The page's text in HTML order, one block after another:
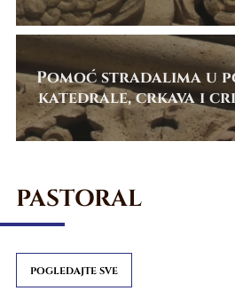
Pomoć stradalima u
katedrale, crkava i
PASTORAL
POGLEDAJTE SVE